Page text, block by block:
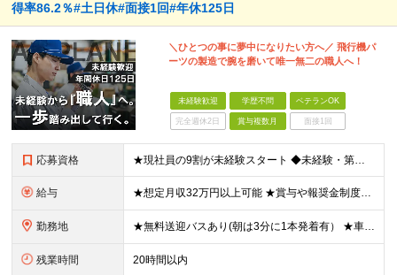
得率86.2％#土日休#面接1回#年休125日
＼ひとつの事に夢中になりたい方へ／ 飛行機パ
ーツの製造で腕を磨いて唯一無二の職人へ！
未経験歓迎 学歴不問 ベテランOK
完全週休2日 賞与複数月 面接1回
応募資格 ★現社員の9割が未経験スタート ◆未経験・第二新卒歓迎 ◆学歴不問！経験不問！資格不問！ ≪こんな方にピッタリ≫ □ 飛行機が好き、興味がある方 □ マニュアルがある環境でコツコツ作業したい方
給与 ★想定月収32万円以上可能 ★賞与や報奨金制度などモチベーション高く働ける制度がそろっています 月給25万円～+残業代全額支給＋各種手当+賞与年2回 ※試用期間2ヶ月あり（給与・待遇に差異はありませ
勤務地 ★無料送迎バスあり(朝は3分に1本発着有） ★車・バイク・自転車通勤OK 神奈川県横須賀市夏島町19番地 ※自動車・バイク通勤に関しては駐車場の空き状況による (変更の範囲)上記を除く当社関連勤
残業時間 20時間以内